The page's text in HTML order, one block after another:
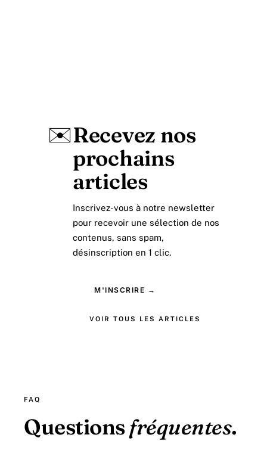
✉️Recevez nos
prochains
articles
Inscrivez-vous à notre newsletter
pour recevoir une sélection de nos
contenus, sans spam,
désinscription en 1 clic.
M'INSCRIRE →
VOIR TOUS LES ARTICLES
FAQ
Questionsfréquentes.